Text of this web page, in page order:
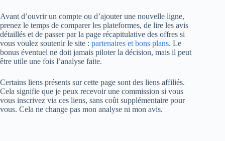
Avant d’ouvrir un compte ou d’ajouter une nouvelle ligne,
prenez le temps de comparer les plateformes, de lire les avis
détaillés et de passer par la page récapitulative des offres si
vous voulez soutenir le site : partenaires et bons plans. Le
bonus éventuel ne doit jamais piloter la décision, mais il peut
être utile une fois l’analyse faite.
Certains liens présents sur cette page sont des liens affiliés.
Cela signifie que je peux recevoir une commission si vous
vous inscrivez via ces liens, sans coût supplémentaire pour
vous. Cela ne change pas mon analyse ni mon avis.